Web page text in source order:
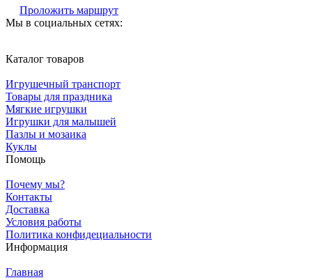
Проложить маршрут
Мы в социальных сетях:
Каталог товаров
Игрушечный транспорт
Товары для праздника
Мягкие игрушки
Игрушки для малышей
Пазлы и мозаика
Куклы
Помощь
Почему мы?
Контакты
Доставка
Условия работы
Политика конфидециальности
Информация
Главная